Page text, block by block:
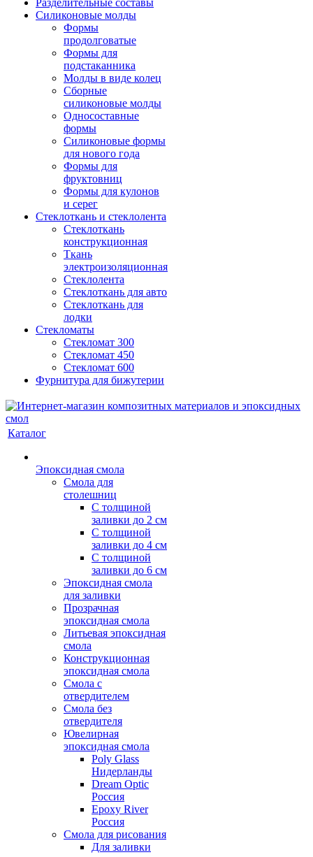
Разделительные составы
Силиконовые молды
Формы
продолговатые
Формы для
подстаканника
Молды в виде колец
Сборные
силиконовые молды
Односоставные
формы
Силиконовые формы
для нового года
Формы для
фруктовниц
Формы для кулонов
и серег
Стеклоткань и стеклолента
Стеклоткань
конструкционная
Ткань
электроизоляционная
Стеклолента
Стеклоткань для авто
Стеклоткань для
лодки
Стекломаты
Стекломат 300
Стекломат 450
Стекломат 600
Фурнитура для бижутерии
Каталог
Эпоксидная смола
Смола для
столешниц
С толщиной
заливки до 2 см
С толщиной
заливки до 4 см
С толщиной
заливки до 6 см
Эпоксидная смола
для заливки
Прозрачная
эпоксидная смола
Литьевая эпоксидная
смола
Конструкционная
эпоксидная смола
Смола с
отвердителем
Смола без
отвердителя
Ювелирная
эпоксидная смола
Poly Glass
Нидерланды
Dream Optic
Россия
Epoxy River
Россия
Смола для рисования
Для заливки